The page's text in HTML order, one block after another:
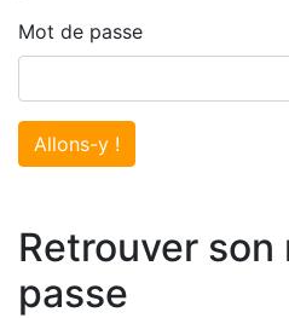
Mot de passe
Allons-y !
Retrouver son
passe